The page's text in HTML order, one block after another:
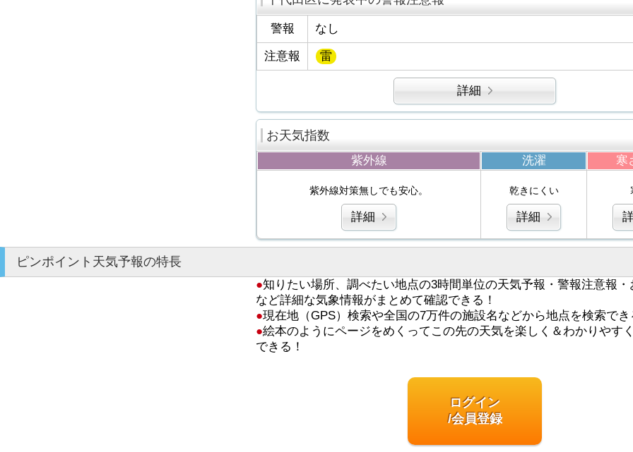
警報 なし
注意報 雷
詳細
お天気指数
紫外線 洗濯 寒
紫外線対策無しでも安心。
詳細
乾きにくい
詳細
ピンポイント天気予報の特長
●知りたい場所、調べたい地点の3時間単位の天気予報・警報注意報・
など詳細な気象情報がまとめて確認できる！
●現在地（GPS）検索や全国の7万件の施設名などから地点を検索でき
●絵本のようにページをめくってこの先の天気を楽しく＆わかりやす
できる！
ログイン
/会員登録